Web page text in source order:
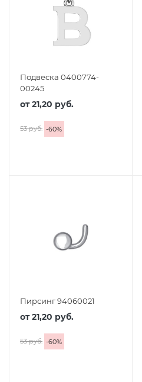
Подвеска 0400774-
00245
от21,20 руб.
53 руб. -60%
Пирсинг 94060021
от21,20 руб.
53 руб. -60%